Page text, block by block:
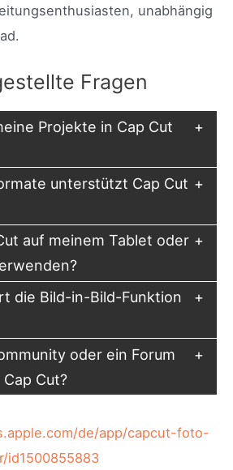
unabhängig
Fragen
Projekte in Cap Cut
unterstützt Cap Cut
auf meinem Tablet oder
die Bild-in-Bild-Funktion
oder ein Forum
Cut?
de/app/capcut-foto-
id1500855883